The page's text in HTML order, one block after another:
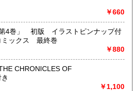
れたあとの返信メールに、さらに詳
けしております。ご安心ください。
古書一般（その他）
ビア・アダルトや映画・マンガ等
￥660
4巻」 初版 イラストピンナップ付
ックス 最終巻
￥880
CHRONICLES OF
￥1,100